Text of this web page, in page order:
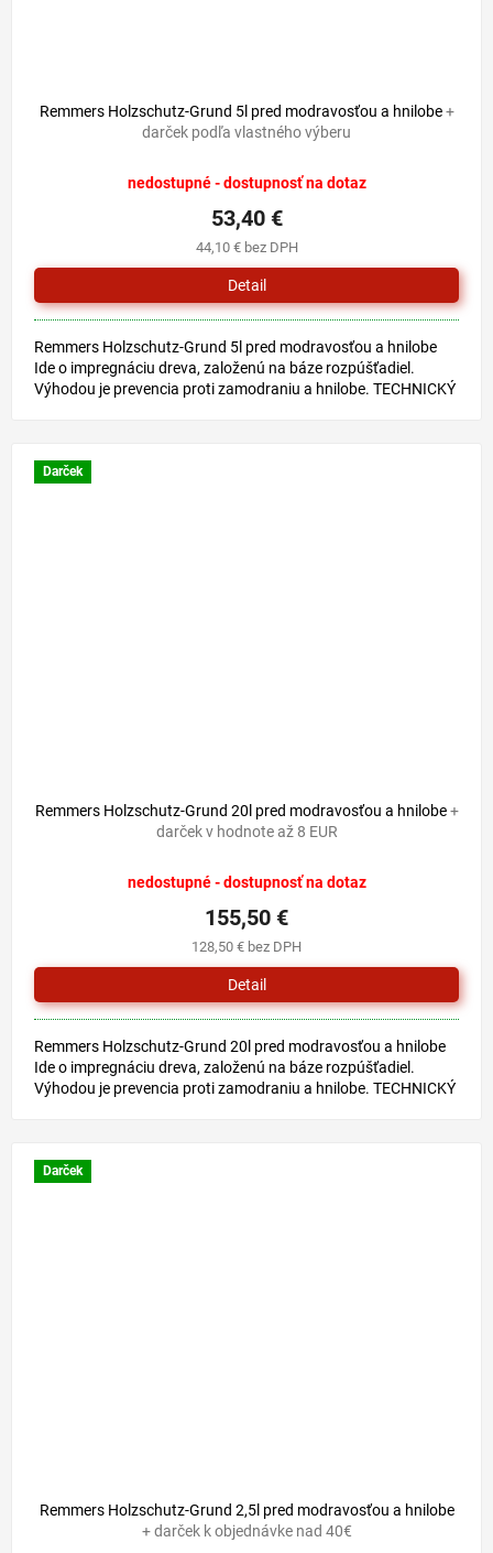
Remmers Holzschutz-Grund 5l pred modravosťou a hnilobe+
darček podľa vlastného výberu
nedostupné - dostupnosť na dotaz
44,10 € bez DPH
53,40 €
Detail
Remmers Holzschutz-Grund 5l pred modravosťou a hnilobe
Ide o impregnáciu dreva, založenú na báze rozpúšťadiel.
Výhodou je prevencia proti zamodraniu a hnilobe. TECHNICKÝ
Darček
Remmers Holzschutz-Grund 20l pred modravosťou a hnilobe+
darček v hodnote až 8 EUR
nedostupné - dostupnosť na dotaz
128,50 € bez DPH
155,50 €
Detail
Remmers Holzschutz-Grund 20l pred modravosťou a hnilobe
Ide o impregnáciu dreva, založenú na báze rozpúšťadiel.
Výhodou je prevencia proti zamodraniu a hnilobe. TECHNICKÝ
Darček
Remmers Holzschutz-Grund 2,5l pred modravosťou a hnilobe
+ darček k objednávke nad 40€